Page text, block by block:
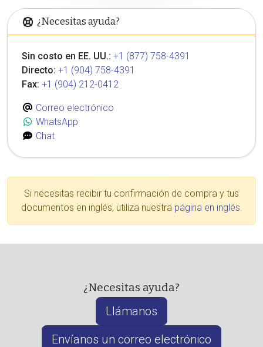
¿Necesitas ayuda?
Sin costo en EE. UU.: +1 (877) 758-4391
Directo: +1 (904) 758-4391
Fax: +1 (904) 212-0412
Correo electrónico
WhatsApp
Chat
Si necesitas recibir tu confirmación de compra y tus
documentos en inglés, utiliza nuestra página en inglés.
¿Necesitas ayuda?
Llámanos
Envíanos un correo electrónico